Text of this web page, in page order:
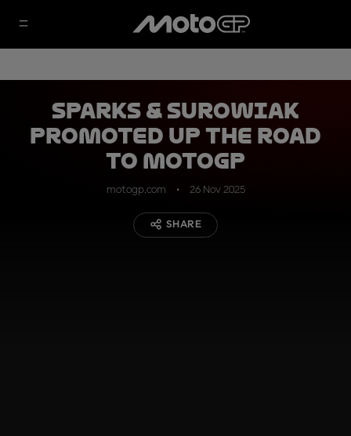
Sparks & Surowiak
promoted up the Road
to MotoGP
motogp.com 26 Nov 2025
SHARE